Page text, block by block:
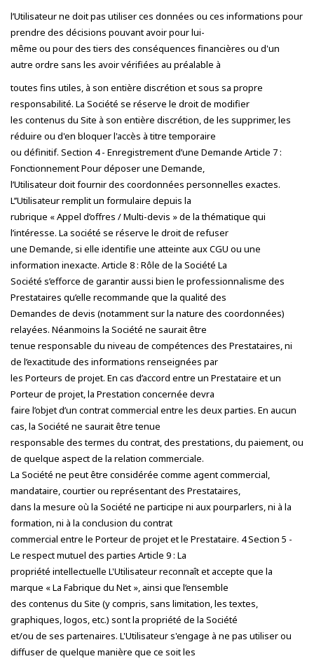
l’Utilisateur ne doit pas utiliser ces données ou ces informations pour
prendre des décisions pouvant avoir pour lui-
même ou pour des tiers des conséquences financières ou d'un
autre ordre sans les avoir vérifiées au préalable à
toutes fins utiles, à son entière discrétion et sous sa propre
responsabilité. La Société se réserve le droit de modifier
les contenus du Site à son entière discrétion, de les supprimer, les
réduire ou d'en bloquer l'accès à titre temporaire
ou définitif. Section 4 - Enregistrement d’une Demande Article 7 :
Fonctionnement Pour déposer une Demande,
l’Utilisateur doit fournir des coordonnées personnelles exactes.
L’’Utilisateur remplit un formulaire depuis la
rubrique « Appel d’offres / Multi-devis » de la thématique qui
l’intéresse. La société se réserve le droit de refuser
une Demande, si elle identifie une atteinte aux CGU ou une
information inexacte. Article 8 : Rôle de la Société La
Société s’efforce de garantir aussi bien le professionnalisme des
Prestataires qu’elle recommande que la qualité des
Demandes de devis (notamment sur la nature des coordonnées)
relayées. Néanmoins la Société ne saurait être
tenue responsable du niveau de compétences des Prestataires, ni
de l’exactitude des informations renseignées par
les Porteurs de projet. En cas d’accord entre un Prestataire et un
Porteur de projet, la Prestation concernée devra
faire l’objet d’un contrat commercial entre les deux parties. En aucun
cas, la Société ne saurait être tenue
responsable des termes du contrat, des prestations, du paiement, ou
de quelque aspect de la relation commerciale.
La Société ne peut être considérée comme agent commercial,
mandataire, courtier ou représentant des Prestataires,
dans la mesure où la Société ne participe ni aux pourparlers, ni à la
formation, ni à la conclusion du contrat
commercial entre le Porteur de projet et le Prestataire. 4 Section 5 -
Le respect mutuel des parties Article 9 : La
propriété intellectuelle L'Utilisateur reconnaît et accepte que la
marque « La Fabrique du Net », ainsi que l’ensemble
des contenus du Site (y compris, sans limitation, les textes,
graphiques, logos, etc.) sont la propriété de la Société
et/ou de ses partenaires. L'Utilisateur s'engage à ne pas utiliser ou
diffuser de quelque manière que ce soit les